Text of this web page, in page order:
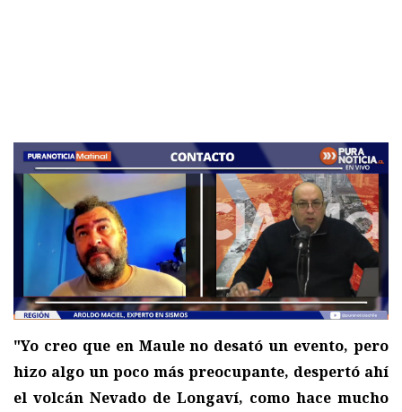
"Yo creo que en Maule no desató un evento, pero
hizo algo un poco más preocupante, despertó ahí
el volcán Nevado de Longaví, como hace mucho